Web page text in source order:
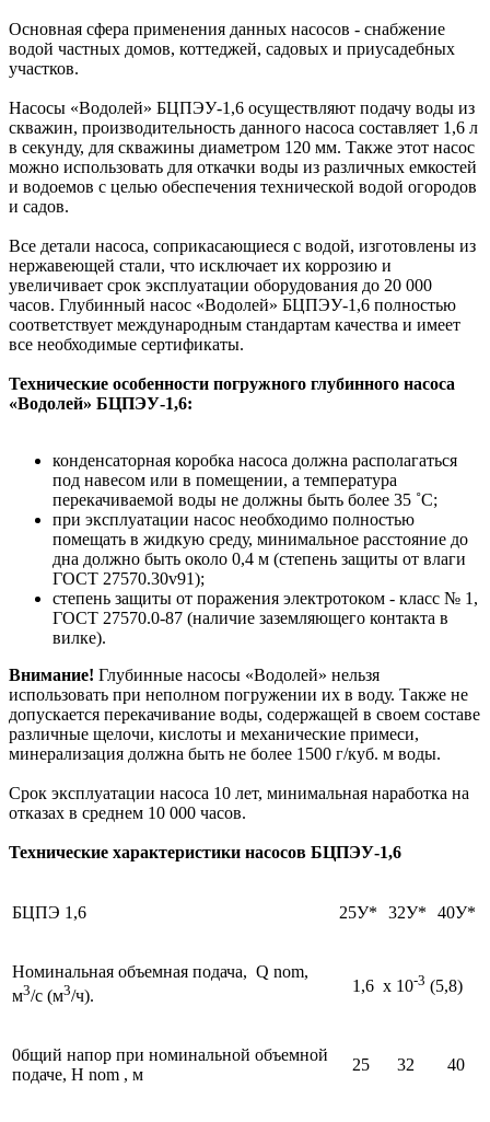
Основная сфера применения данных насосов - снабжение
водой частных домов, коттеджей, садовых и приусадебных
участков.
Насосы «Водолей» БЦПЭУ-1,6 осуществляют подачу воды из
скважин, производительность данного насоса составляет 1,6 л
в секунду, для скважины диаметром 120 мм. Также этот насос
можно использовать для откачки воды из различных емкостей
и водоемов с целью обеспечения технической водой огородов
и садов.
Все детали насоса, соприкасающиеся с водой, изготовлены из
нержавеющей стали, что исключает их коррозию и
увеличивает срок эксплуатации оборудования до 20 000
часов. Глубинный насос «Водолей» БЦПЭУ-1,6 полностью
соответствует международным стандартам качества и имеет
все необходимые сертификаты.
Технические особенности погружного глубинного насоса
«Водолей» БЦПЭУ-1,6:
конденсаторная коробка насоса должна располагаться
под навесом или в помещении, а температура
перекачиваемой воды не должны быть более 35 ˚С;
при эксплуатации насос необходимо полностью
помещать в жидкую среду, минимальное расстояние до
дна должно быть около 0,4 м (степень защиты от влаги
ГОСТ 27570.30v91);
степень защиты от поражения электротоком - класс № 1,
ГОСТ 27570.0-87 (наличие заземляющего контакта в
вилке).
Внимание! Глубинные насосы «Водолей» нельзя
использовать при неполном погружении их в воду. Также не
допускается перекачивание воды, содержащей в своем составе
различные щелочи, кислоты и механические примеси,
минерализация должна быть не более 1500 г/куб. м воды.
Срок эксплуатации насоса 10 лет, минимальная наработка на
отказах в среднем 10 000 часов.
Технические характеристики насосов БЦПЭУ-1,6
БЦПЭ 1,6 25У* 32У* 40У*
Номинальная объемная подача, Q nom,
м3/с (м3/ч).
1,6 х 10-3 (5,8)
0бщий напор при номинальной объемной
подаче, H nom , м
25 32 40